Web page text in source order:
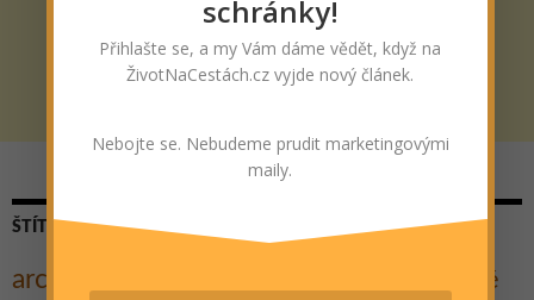
ŠTÍTKY
architektura Cestovatelé
schránky!
Přihlašte se, a my Vám dáme vědět, když na
ŽivotNaCestách.cz vyjde nový článek.
Nebojte se. Nebudeme prudit marketingovými
maily.